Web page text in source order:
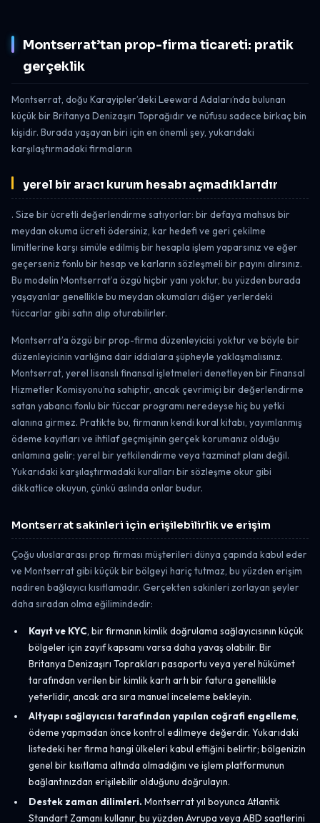
Montserrat’tan prop-firma ticareti: pratik
gerçeklik
Montserrat, doğu Karayipler’deki Leeward Adaları’nda bulunan
küçük bir Britanya Denizaşırı Toprağıdır ve nüfusu sadece birkaç bin
kişidir. Burada yaşayan biri için en önemli şey, yukarıdaki
karşılaştırmadaki firmaların
yerel bir aracı kurum hesabı açmadıklarıdır
. Size bir ücretli değerlendirme satıyorlar: bir defaya mahsus bir
meydan okuma ücreti ödersiniz, kar hedefi ve geri çekilme
limitlerine karşı simüle edilmiş bir hesapla işlem yaparsınız ve eğer
geçerseniz fonlu bir hesap ve karların sözleşmeli bir payını alırsınız.
Bu modelin Montserrat’a özgü hiçbir yanı yoktur, bu yüzden burada
yaşayanlar genellikle bu meydan okumaları diğer yerlerdeki
tüccarlar gibi satın alıp oturabilirler.
Montserrat’a özgü bir prop-firma düzenleyicisi yoktur ve böyle bir
düzenleyicinin varlığına dair iddialara şüpheyle yaklaşmalısınız.
Montserrat, yerel lisanslı finansal işletmeleri denetleyen bir Finansal
Hizmetler Komisyonu’na sahiptir, ancak çevrimiçi bir değerlendirme
satan yabancı fonlu bir tüccar programı neredeyse hiç bu yetki
alanına girmez. Pratikte bu, firmanın kendi kural kitabı, yayımlanmış
ödeme kayıtları ve ihtilaf geçmişinin gerçek korumanız olduğu
anlamına gelir; yerel bir yetkilendirme veya tazminat planı değil.
Yukarıdaki karşılaştırmadaki kuralları bir sözleşme okur gibi
dikkatlice okuyun, çünkü aslında onlar budur.
Montserrat sakinleri için erişilebilirlik ve erişim
Çoğu uluslararası prop firması müşterileri dünya çapında kabul eder
ve Montserrat gibi küçük bir bölgeyi hariç tutmaz, bu yüzden erişim
nadiren bağlayıcı kısıtlamadır. Gerçekten sakinleri zorlayan şeyler
daha sıradan olma eğilimindedir:
Kayıt ve KYC, bir firmanın kimlik doğrulama sağlayıcısının küçük
bölgeler için zayıf kapsamı varsa daha yavaş olabilir. Bir
Britanya Denizaşırı Toprakları pasaportu veya yerel hükümet
tarafından verilen bir kimlik kartı artı bir fatura genellikle
yeterlidir, ancak ara sıra manuel inceleme bekleyin.
Altyapı sağlayıcısı tarafından yapılan coğrafi engelleme,
ödeme yapmadan önce kontrol edilmeye değerdir. Yukarıdaki
listedeki her firma hangi ülkeleri kabul ettiğini belirtir; bölgenizin
genel bir kısıtlama altında olmadığını ve işlem platformunun
bağlantınızdan erişilebilir olduğunu doğrulayın.
Destek zaman dilimleri. Montserrat yıl boyunca Atlantik
Standart Zamanı kullanır, bu yüzden Avrupa veya ABD saatlerini